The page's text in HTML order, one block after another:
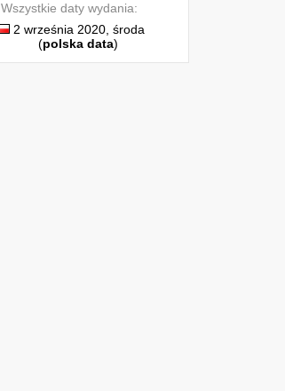
Wszystkie daty wydania:
2 września 2020, środa
(polska data)